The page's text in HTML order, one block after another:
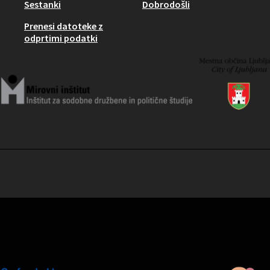
Sestanki
Prenesi datoteke z
odprtimi podatki
Dobrodošli